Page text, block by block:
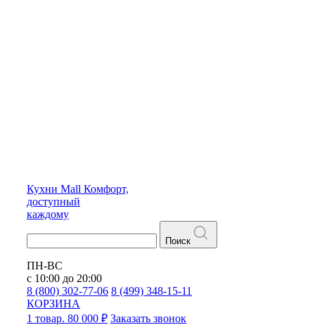
Кухни Mall Комфорт,
доступный
каждому
Поиск
ПН-ВС
с 10:00 до 20:00
8 (800) 302-77-06 8 (499) 348-15-11
КОРЗИНА
1 товар. 80 000 ₽ Заказать звонок